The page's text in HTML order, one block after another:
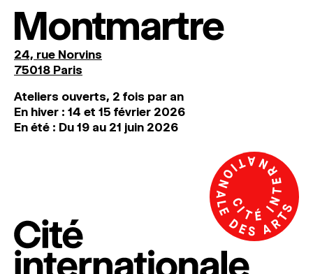
Montmartre
24, rue Norvins
75018 Paris
Ateliers ouverts, 2 fois par an
En hiver : 14 et 15 février 2026
En été : Du 19 au 21 juin 2026